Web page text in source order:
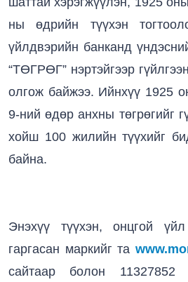
ны өдрийн түүхэн
үйлдвэрийн банканд
“ТӨГРӨГ” нэртэйгээр
олгож байжээ. Ийнхүү 1925
9-ний өдөр анхны төгрөгийг
хойш 100 жилийн түүхийг
байна.
Энэхүү түүхэн, онцгой
гаргасан маркийг та
сайтаар болон 11327852